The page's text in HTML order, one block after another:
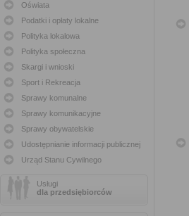
Oświata
Podatki i opłaty lokalne
Polityka lokalowa
Polityka społeczna
Skargi i wnioski
Sport i Rekreacja
Sprawy komunalne
Sprawy komunikacyjne
Sprawy obywatelskie
Udostępnianie informacji publicznej
Urząd Stanu Cywilnego
Usługi
dla przedsiębiorców